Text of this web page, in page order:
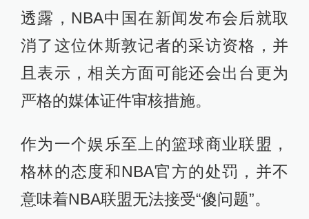
透露，NBA中国在新闻发布会后就取
消了这位休斯敦记者的采访资格，并
且表示，相关方面可能还会出台更为
严格的媒体证件审核措施。
作为一个娱乐至上的篮球商业联盟，
格林的态度和NBA官方的处罚，并不
意味着NBA联盟无法接受“傻问题”。